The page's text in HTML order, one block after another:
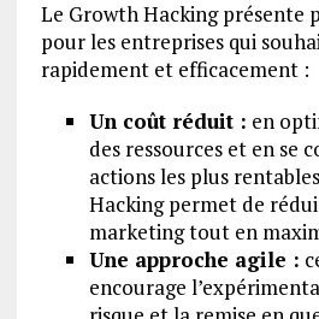
Le Growth Hacking présente
pour les entreprises qui
rapidement et efficacement :
Un coût réduit : en
des ressources et en se
actions les plus
Hacking permet de
marketing tout en
Une approche agile :
encourage